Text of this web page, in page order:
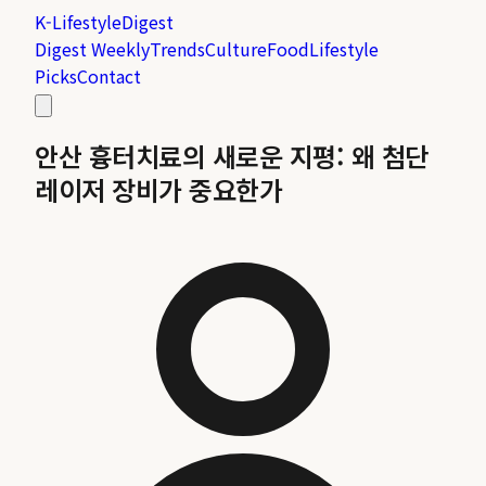
K-LifestyleDigest
Digest WeeklyTrendsCultureFoodLifestyle
PicksContact
안산 흉터치료의 새로운 지평: 왜 첨단
레이저 장비가 중요한가